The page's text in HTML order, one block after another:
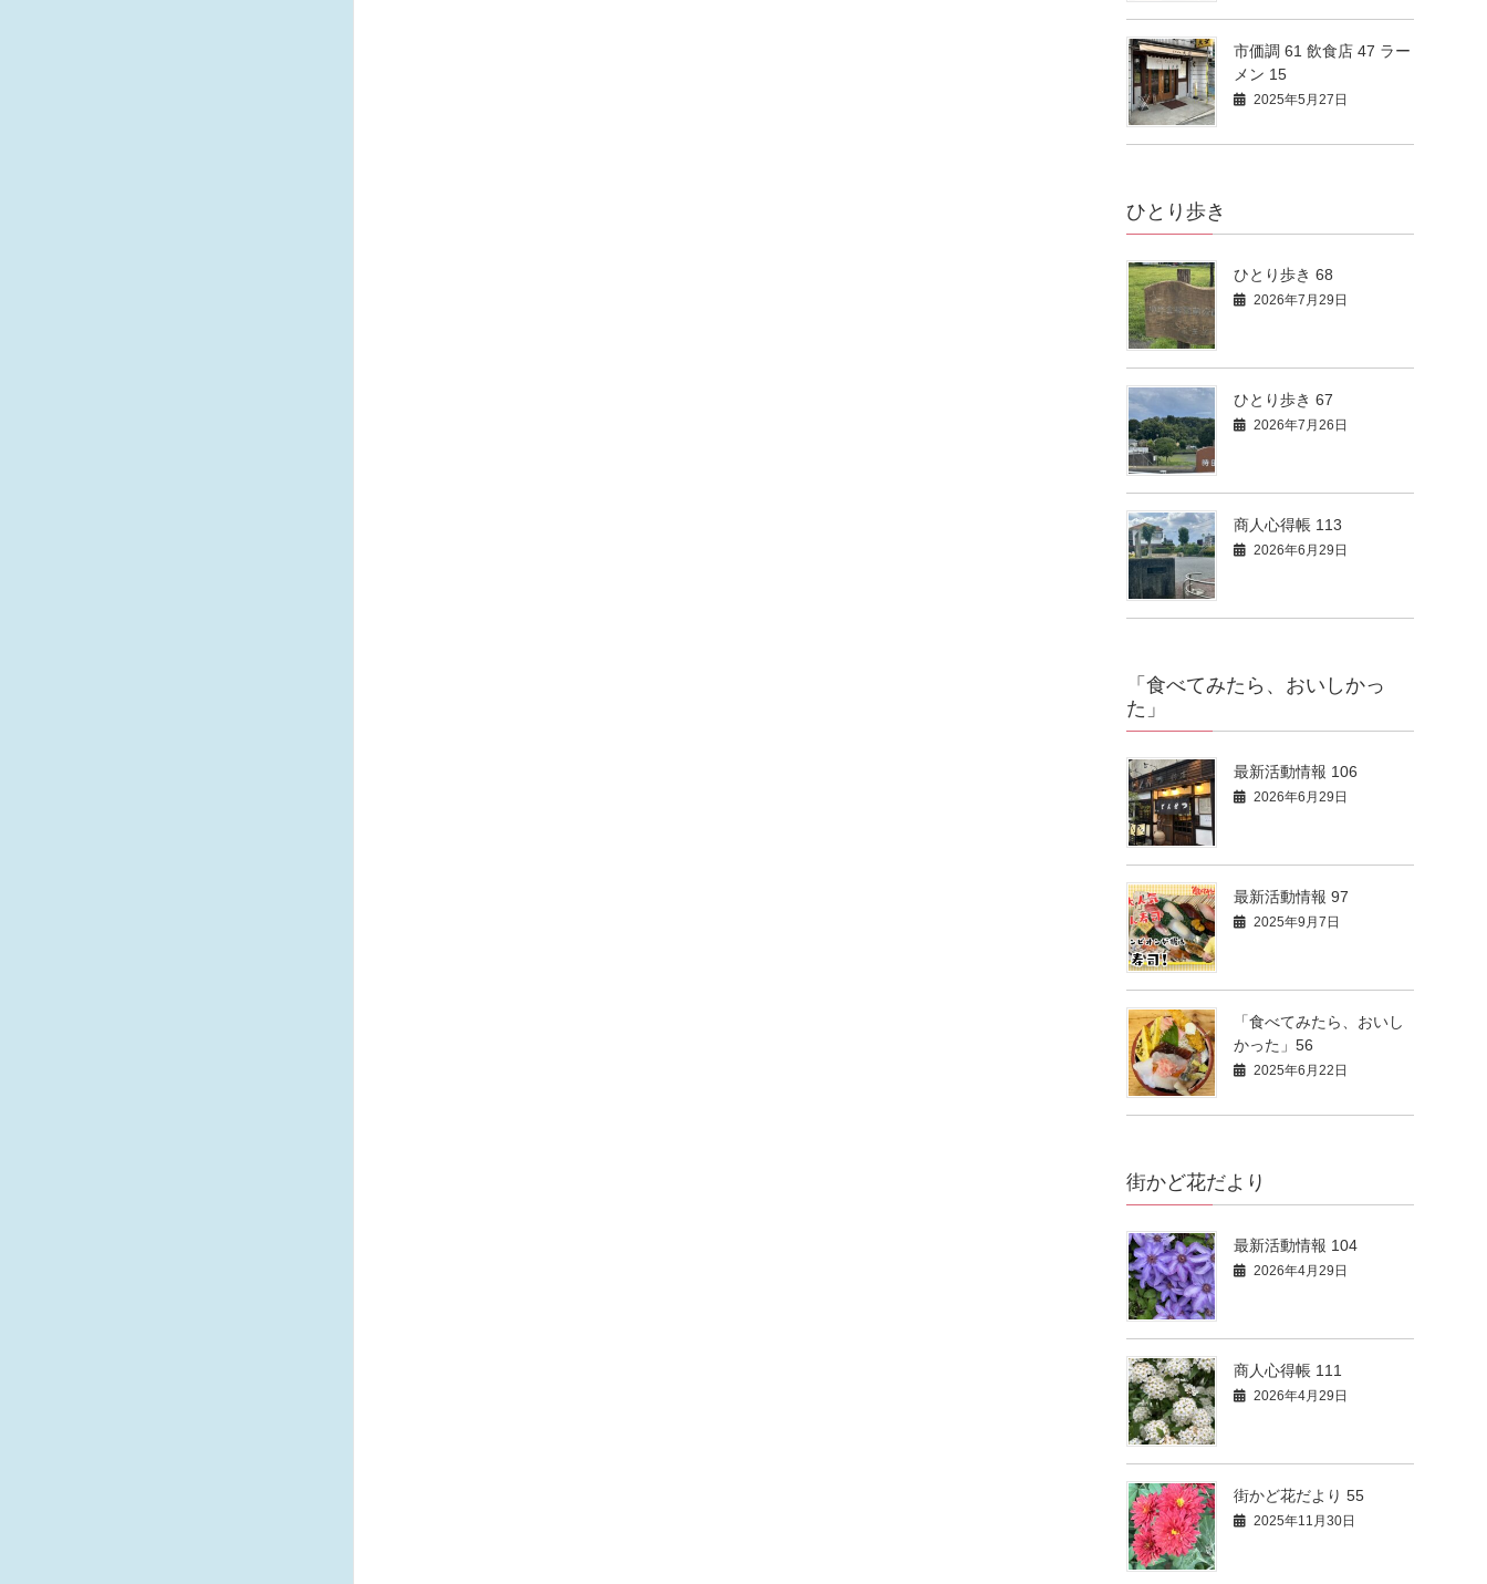
市価調 61 飲食店 47 ラー
メン 15
2025年5月27日
ひとり歩き
ひとり歩き 68
2026年7月29日
ひとり歩き 67
2026年7月26日
商人心得帳 113
2026年6月29日
「食べてみたら、おいしかっ
た」
最新活動情報 106
2026年6月29日
最新活動情報 97
2025年9月7日
「食べてみたら、おいし
かった」56
2025年6月22日
街かど花だより
最新活動情報 104
2026年4月29日
商人心得帳 111
2026年4月29日
街かど花だより 55
2025年11月30日